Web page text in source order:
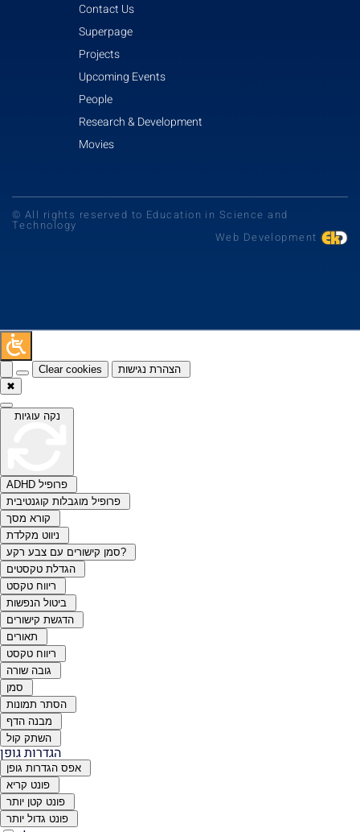
Contact Us
Superpage
Projects
Upcoming Events
People
Research & Development
Movies
© All rights reserved to Education in Science and
Technology
Web Development
Clear cookies
הצהרת נגישות
✖
נקה עוגיות
ADHD פרופיל
פרופיל מוגבלות קוגנטיבית
קורא מסך
ניווט מקלדת
סמן קישורים עם צבע רקע?
הגדלת טקסטים
ריווח טקסט
ביטול הנפשות
הדגשת קישורים
תאורים
ריווח טקסט
גובה שורה
סמן
הסתר תמונות
מבנה הדף
השתק קול
הגדרות גופן
אפס הגדרות גופן
פונט קריא
פונט קטן יותר
פונט גדול יותר